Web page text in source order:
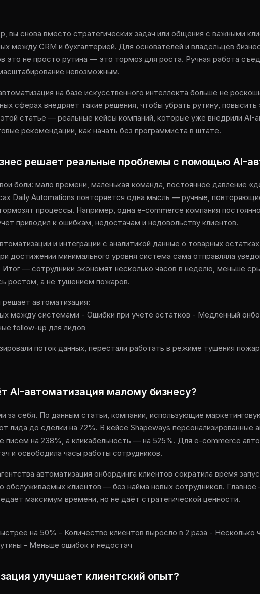
вы снова вместо стратегических задач или общения с важными
между CRM и бухгалтерией. Для основателей и владельцев
это не просто рутина — это тормоз для роста. Ручная работа
невозможным.
на базе искусственного интеллекта больше не
сферах внедряет такие решения, чтобы убрать рутину,
статье — реальные кейсы компаний, которые уже внедрили AI-
рекомендации, как начать без программиста в штате.
решает реальные проблемы с помощью AI-
боли: мало времени, маленькая команда, постоянное давление
Daily Automations повторяется одна мысль — ручные,
процессы. Например, одна e-commerce компания
приводил к ошибкам, недостачам и недовольству клиентов.
и интеграции с аналитикой данные о товарных
достижении минимального уровня система сама отправляла
Итог — сотрудники экономят несколько часов в неделю, меньше
ростом, а не тушением пожаров.
автоматизация:
между системами - Ошибки при учёте остатков - Медленный
follow-up для лидов
поток данных, перестали работать в режиме тушения
AI-автоматизация малому бизнесу?
за себя. По данным статьи, компании, использующие
лида до сделки на 72%. В кейсе Shapeways персонализированные
писем на 238%, а кликабельность — на 525%. Для e-commerce
и освободила часы работы сотрудников.
автоматизация онбординга клиентов сократила время
обслуживаемых клиентов — без найма новых сотрудников.
максимум времени, но не даёт стратегической ценности.
на 50% - Количество клиентов выросло в 2 раза - Несколько
- Меньше ошибок и недостач
улучшает клиентский опыт?